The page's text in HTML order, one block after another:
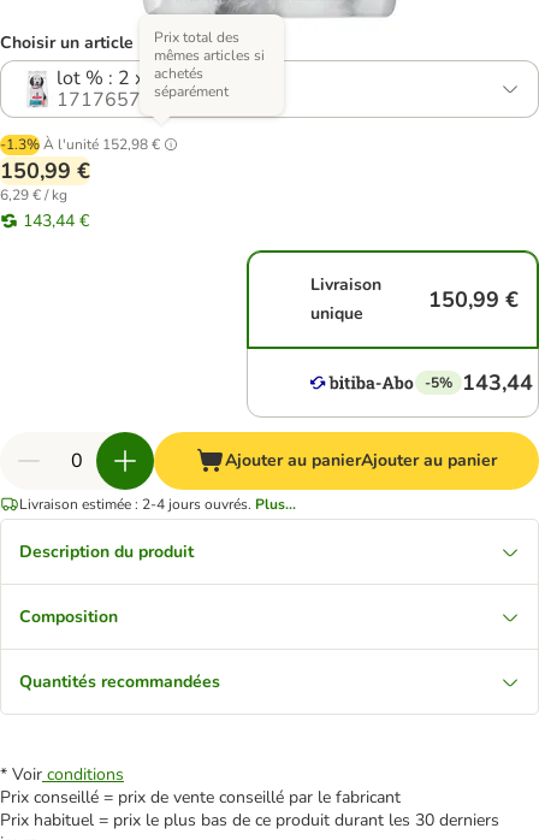
Choisir un article (2 variantes)
lot % : 2 x 14 kg
1717657.0
-1.3%À l'unité 152,98 €
Prix total des
mêmes articles si
achetés
séparément
150,99 €
6,29 € / kg
143,44 €
Livraison
unique
150,99 €
-5% 143,44
Ajouter au panierAjouter au panier
Livraison estimée : 2-4 jours ouvrés. Plus...
Description du produit
Composition
Quantités recommandées
* Voir conditions
Prix conseillé = prix de vente conseillé par le fabricant
Prix habituel = prix le plus bas de ce produit durant les 30 derniers